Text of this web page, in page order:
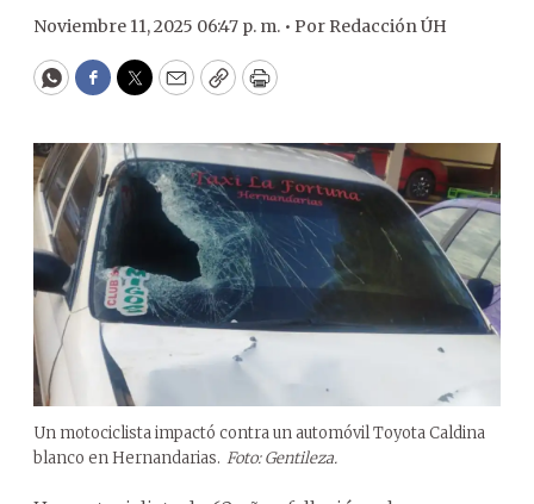
Noviembre 11, 2025 06:47 p. m. • Por Redacción ÚH
WhatsApp
Facebook
Twitter
EmailCopyPrint
Un motociclista impactó contra un automóvil Toyota Caldina
blanco en Hernandarias. Foto: Gentileza.